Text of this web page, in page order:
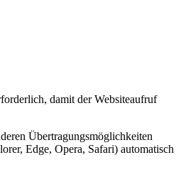
damit der Websiteaufruf
Übertragungsmöglichkeiten
Edge, Opera, Safari) automatisch